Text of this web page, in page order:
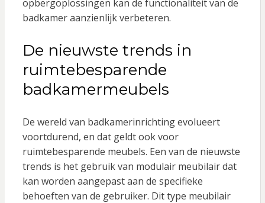
opbergoplossingen kan de functionaliteit van de
badkamer aanzienlijk verbeteren.
De nieuwste trends in
ruimtebesparende
badkamermeubels
De wereld van badkamerinrichting evolueert
voortdurend, en dat geldt ook voor
ruimtebesparende meubels. Een van de nieuwste
trends is het gebruik van modulair meubilair dat
kan worden aangepast aan de specifieke
behoeften van de gebruiker. Dit type meubilair